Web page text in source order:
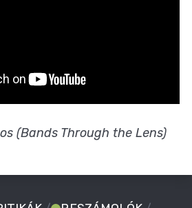
(Bands Through the Lens)